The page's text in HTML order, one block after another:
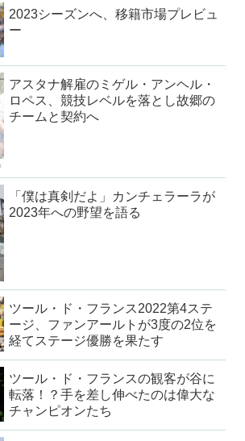
2023シーズンへ、移籍市場プレビュ
ー
アスタナ解雇のミゲル・アンヘル・
ロペス、競技レベルを落とし故郷の
チームと契約へ
「僕は真剣だよ」カンチェラーラが
2023年への野望を語る
ツール・ド・フランス2022第4ステ
ージ、ファンアールトが3度の2位を
経てステージ優勝を果たす
ツール・ド・フランスの観客が谷に
転落！？手を差し伸べたのは偉大な
チャンピオンたち